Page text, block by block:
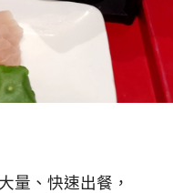
量、快速出餐，